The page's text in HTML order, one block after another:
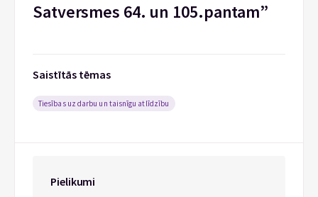
Satversmes 64. un 105.pantam”
Saistītās tēmas
Tiesības uz darbu un taisnīgu atlīdzību
Pielikumi